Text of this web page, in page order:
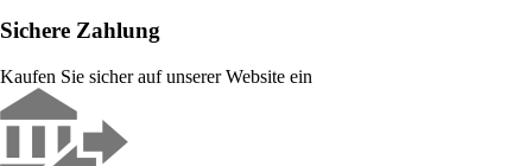
Sichere Zahlung
Kaufen Sie sicher auf unserer Website ein